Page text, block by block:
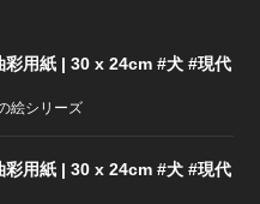
彩用紙 | 30 x 24cm #犬 #現代
絵シリーズ
彩用紙 | 30 x 24cm #犬 #現代